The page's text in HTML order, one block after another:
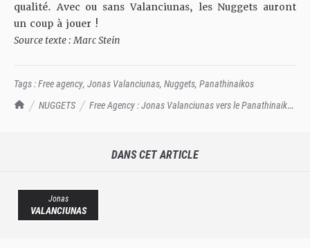
TrashTalk Actu NBA
NUGGETS
Free Agency : Jonas Valanciunas vers le Panathinaikos
qualité. Avec ou sans Valanciunas, les Nuggets auront
un coup à jouer !
Source texte :Marc Stein
Tags :Free agency, Jonas Valanciunas, Nuggets, Panathinaikos
DANS CET ARTICLE
Jonas
VALANCIUNAS